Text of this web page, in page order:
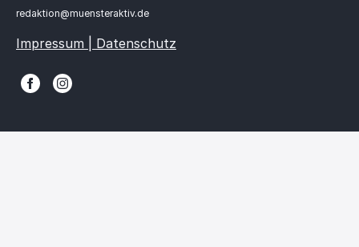
redaktion@muensteraktiv.de
Impressum | Datenschutz